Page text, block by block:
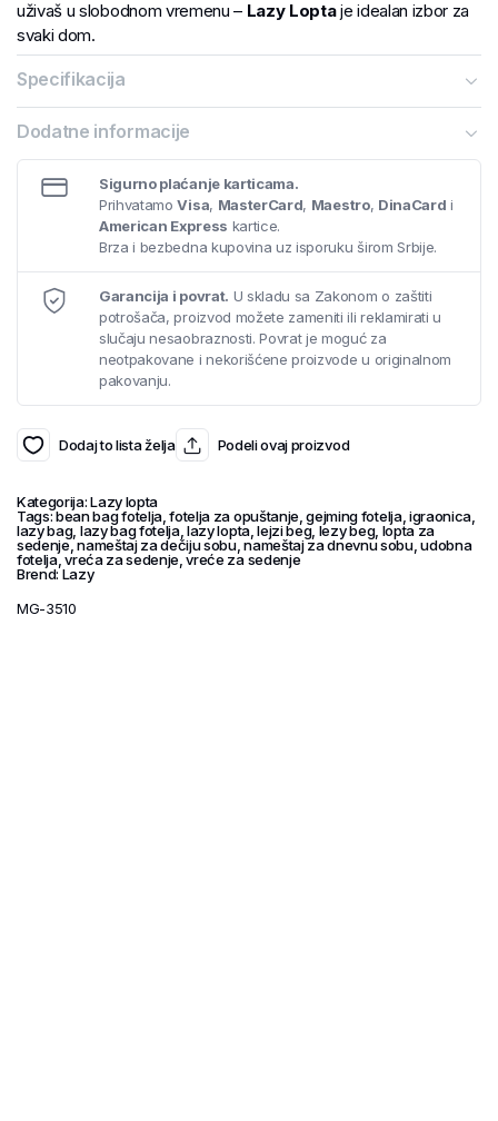
uživaš u slobodnom vremenu – Lazy Loptaje idealan izbor za
svaki dom.
Specifikacija
Dodatne informacije
Sigurno plaćanje karticama.
PrihvatamoVisa, MasterCard, Maestro, DinaCard i
American Express kartice.
Brza i bezbedna kupovina uz isporuku širom Srbije.
Garancija i povrat. U skladu sa Zakonom o zaštiti
potrošača, proizvod možete zameniti ili reklamirati u
slučaju nesaobraznosti. Povrat je moguć za
neotpakovane i nekorišćene proizvode u originalnom
pakovanju.
Dodaj to lista želja Podeli ovaj proizvod
Kategorija:Lazy lopta
Tags:bean bag fotelja,fotelja za opuštanje ,gejming fotelja, igraonica
lazy bag, lazy bag fotelja,lazy lopta,lejzi beg, lezy beg, lopta za
sedenje,nameštaj za dečiju sobu,nameštaj za dnevnu sobu,udobna
fotelja,vreća za sedenje ,vreće za sedenje
Brend:Lazy
MG-3510